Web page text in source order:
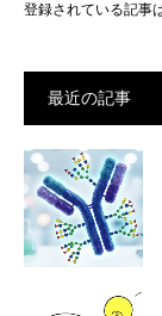
登録されている記事
最近の記事